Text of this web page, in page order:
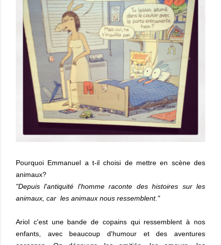
Pourquoi Emmanuel a t-il choisi de mettre en scène des
animaux?
"Depuis l'antiquité l'homme raconte des histoires sur les
animaux, car les animaux nous ressemblent."
Ariol c'est une bande de copains qui ressemblent à nos
enfants, avec beaucoup d'humour et des aventures